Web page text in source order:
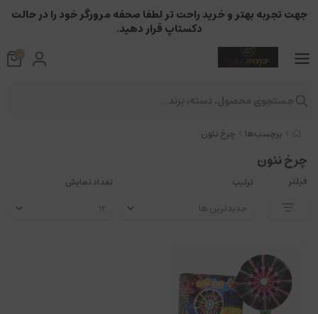
برچسب‌ها چرخ نئون
چرخ نئون
فیلتر ترتیب تعداد نمایش
جهت تجربه بهتر و خرید راحت تر لطفا صحفه مرورگر خود را در حالت
دکستاپ قرار دهید.
0
جستجوی محصول، دسته، برند...